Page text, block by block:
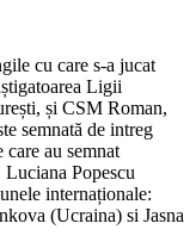
cu care s-a jucat
Ligii
și CSM Roman,
semnată de intreg
au semnat
Popescu
internaționale:
(Ucraina) si Jasna